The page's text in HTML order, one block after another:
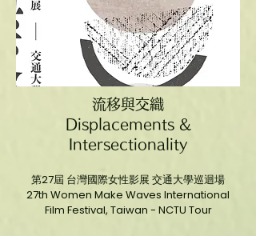
流移與交織
Displacements &
Intersectionality
第27屆 台灣國際女性影展 交通大學巡迴場
27th Women Make Waves International
Film Festival, Taiwan - NCTU Tour